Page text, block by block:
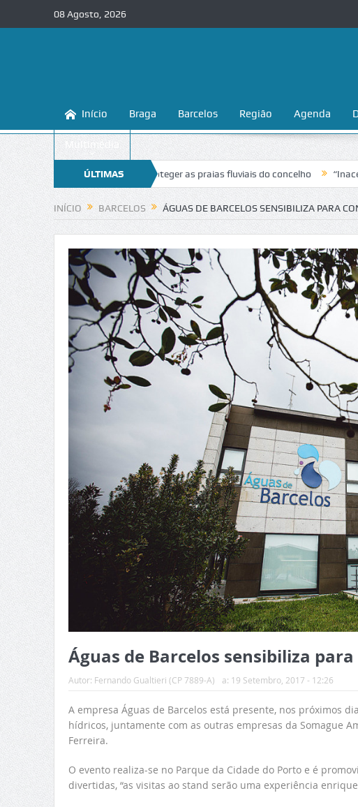
08 Agosto, 2026
Início Braga Barcelos Região Agenda
Multimédia
ÚLTIMAS
NOTÍCIAS
ensina a conhecer e proteger as praias fluviais do concelho “Inaceitável”.
INÍCIO BARCELOS ÁGUAS DE BARCELOS SENSIBILIZA PARA
Águas de Barcelos sensibiliza
Autor: Fernando Gualtieri (CP 7889-A) a: 19 Setembro, 2017 - 12:26
A empresa Águas de Barcelos está presente, nos próximos
hídricos, juntamente com as outras empresas da Somague
Ferreira.
O evento realiza-se no Parque da Cidade do Porto e é
divertidas, “as visitas ao stand serão uma experiência